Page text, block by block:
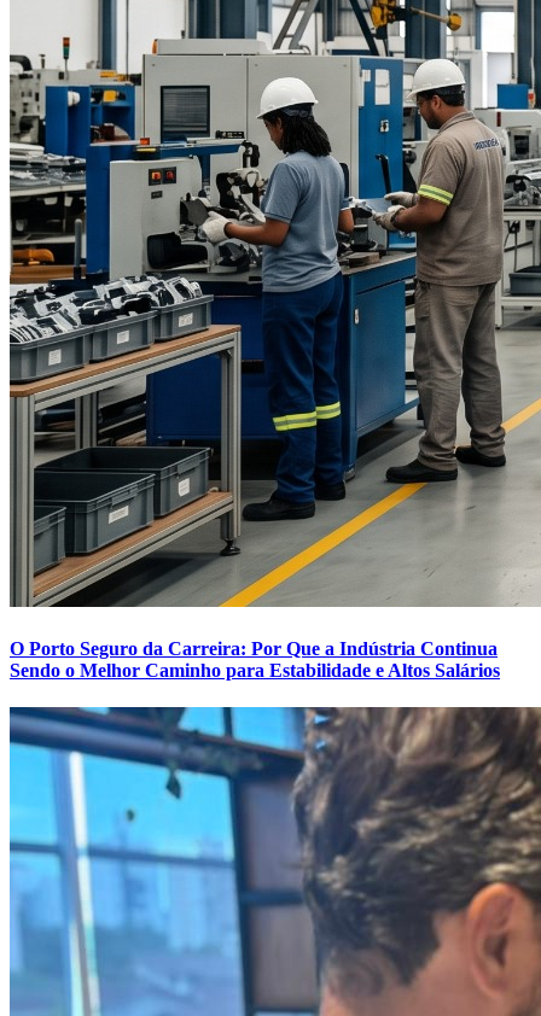
O Porto Seguro da Carreira: Por Que a Indústria Continua
Sendo o Melhor Caminho para Estabilidade e Altos Salários